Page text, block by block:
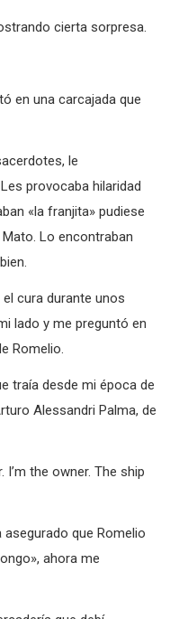
cierta sorpresa.
en una carcajada que
le
provocaba hilaridad
«la franjita» pudiese
Lo encontraban
cura durante unos
lado y me preguntó en
Romelio.
traía desde mi época de
Alessandri Palma, de
the owner. The ship
que Romelio
ahora me